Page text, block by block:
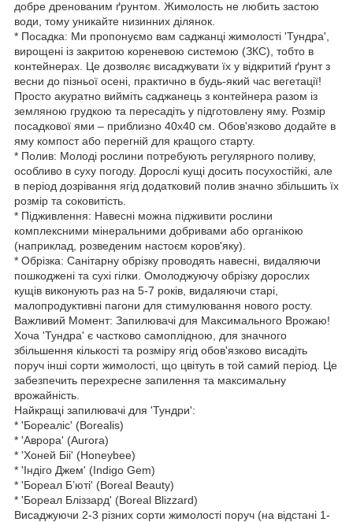
добре дренованим ґрунтом. Жимолость не любить застою
води, тому уникайте низинних ділянок.
* Посадка: Ми пропонуємо вам саджанці жимолості 'Тундра',
вирощені із закритою кореневою системою (ЗКС), тобто в
контейнерах. Це дозволяє висаджувати їх у відкритий ґрунт з
весни до пізньої осені, практично в будь-який час вегетації!
Просто акуратно вийміть саджанець з контейнера разом із
земляною грудкою та пересадіть у підготовлену яму. Розмір
посадкової ями – приблизно 40х40 см. Обов'язково додайте в
яму компост або перегній для кращого старту.
* Полив: Молоді рослини потребують регулярного поливу,
особливо в суху погоду. Дорослі кущі досить посухостійкі, але
в період дозрівання ягід додатковий полив значно збільшить їх
розмір та соковитість.
* Підживлення: Навесні можна підживити рослини
комплексними мінеральними добривами або органікою
(наприклад, розведеним настоєм коров'яку).
* Обрізка: Санітарну обрізку проводять навесні, видаляючи
пошкоджені та сухі гілки. Омолоджуючу обрізку дорослих
кущів виконують раз на 5-7 років, видаляючи старі,
малопродуктивні пагони для стимулювання нового росту.
Важливий Момент: Запилювачі для Максимального Врожаю!
Хоча 'Тундра' є частково самоплідною, для значного
збільшення кількості та розміру ягід обов'язково висадіть
поруч інші сорти жимолості, що цвітуть в той самий період. Це
забезпечить перехресне запилення та максимальну
врожайність.
Найкращі запилювачі для 'Тундри':
* 'Бореаліс' (Borealis)
* 'Аврора' (Aurora)
* 'Хоней Біі' (Honeybee)
* 'Індіго Джем' (Indigo Gem)
* 'Бореал Б’юті' (Boreal Beauty)
* 'Бореал Бліззард' (Boreal Blizzard)
Висаджуючи 2-3 різних сорти жимолості поруч (на відстані 1-